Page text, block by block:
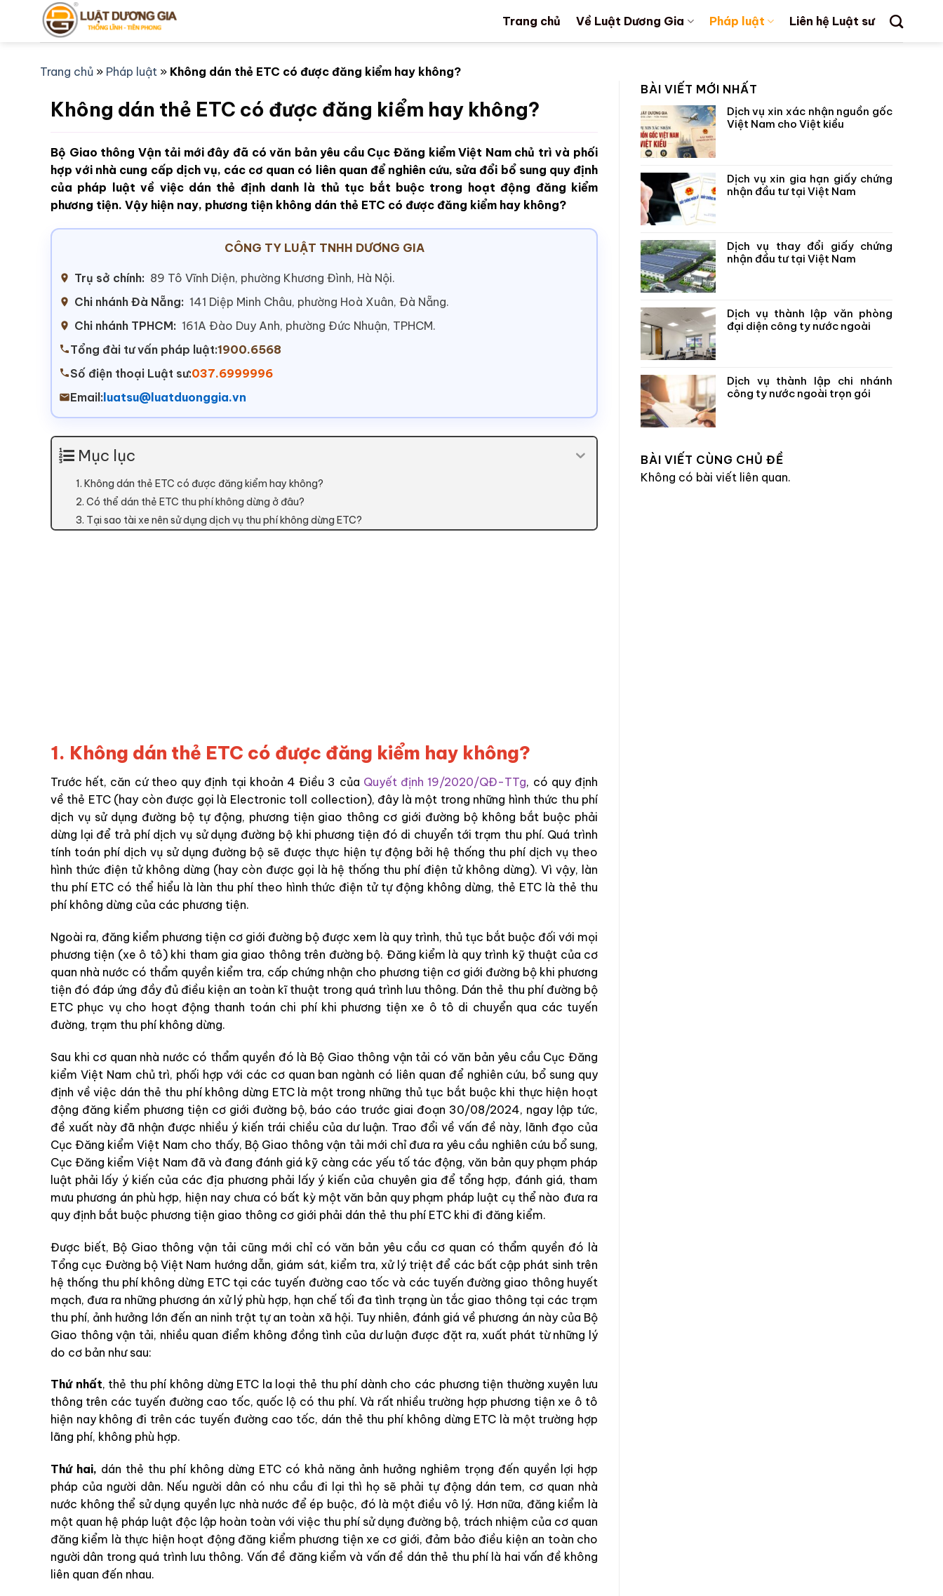
Trang chủ Về Luật Dương Gia Pháp luật Liên hệ Luật sư
Trang chủ » Pháp luật » Không dán thẻ ETC có được đăng kiểm hay không?
Không dán thẻ ETC có được đăng kiểm hay không?
Bộ Giao thông Vận tải mới đây đã có văn bản yêu cầu Cục Đăng kiểm Việt Nam chủ trì và phối
hợp với nhà cung cấp dịch vụ, các cơ quan có liên quan để nghiên cứu, sửa đổi bổ sung quy định
của pháp luật về việc dán thẻ định danh là thủ tục bắt buộc trong hoạt động đăng kiểm
phương tiện. Vậy hiện nay, phương tiện không dán thẻ ETC có được đăng kiểm hay không?
CÔNG TY LUẬT TNHH DƯƠNG GIA
Trụ sở chính: 89 Tô Vĩnh Diện, phường Khương Đình, Hà Nội.
Chi nhánh Đà Nẵng: 141 Diệp Minh Châu, phường Hoà Xuân, Đà Nẵng.
Chi nhánh TPHCM: 161A Đào Duy Anh, phường Đức Nhuận, TPHCM.
Tổng đài tư vấn pháp luật:1900.6568
Số điện thoại Luật sư:037.6999996
Email: luatsu@luatduonggia.vn
Mục lục
1. Không dán thẻ ETC có được đăng kiểm hay không?
2. Có thể dán thẻ ETC thu phí không dừng ở đâu?
3. Tại sao tài xe nên sử dụng dịch vụ thu phí không dừng ETC?
1. Không dán thẻ ETC có được đăng kiểm hay không?
Trước hết, căn cứ theo quy định tại khoản 4 Điều 3 của Quyết định 19/2020/QĐ-TTg, có quy định
về thẻ ETC (hay còn được gọi là Electronic toll collection), đây là một trong những hình thức thu phí
dịch vụ sử dụng đường bộ tự động, phương tiện giao thông cơ giới đường bộ không bắt buộc phải
dừng lại để trả phí dịch vụ sử dụng đường bộ khi phương tiện đó di chuyển tới trạm thu phí. Quá trình
tính toán phí dịch vụ sử dụng đường bộ sẽ được thực hiện tự động bởi hệ thống thu phí dịch vụ theo
hình thức điện tử không dừng (hay còn được gọi là hệ thống thu phí điện tử không dừng). Vì vậy, làn
thu phí ETC có thể hiểu là làn thu phí theo hình thức điện tử tự động không dừng, thẻ ETC là thẻ thu
phí không dừng của các phương tiện.
Ngoài ra, đăng kiểm phương tiện cơ giới đường bộ được xem là quy trình, thủ tục bắt buộc đối với mọi
phương tiện (xe ô tô) khi tham gia giao thông trên đường bộ. Đăng kiểm là quy trình kỹ thuật của cơ
quan nhà nước có thẩm quyền kiểm tra, cấp chứng nhận cho phương tiện cơ giới đường bộ khi phương
tiện đó đáp ứng đầy đủ điều kiện an toàn kĩ thuật trong quá trình lưu thông. Dán thẻ thu phí đường bộ
ETC phục vụ cho hoạt động thanh toán chi phí khi phương tiện xe ô tô di chuyển qua các tuyến
đường, trạm thu phí không dừng.
Sau khi cơ quan nhà nước có thẩm quyền đó là Bộ Giao thông vận tải có văn bản yêu cầu Cục Đăng
kiểm Việt Nam chủ trì, phối hợp với các cơ quan ban ngành có liên quan để nghiên cứu, bổ sung quy
định về việc dán thẻ thu phí không dừng ETC là một trong những thủ tục bắt buộc khi thực hiện hoạt
động đăng kiểm phương tiện cơ giới đường bộ, báo cáo trước giai đoạn 30/08/2024, ngay lập tức,
đề xuất này đã nhận được nhiều ý kiến trái chiều của dư luận. Trao đổi về vấn đề này, lãnh đạo của
Cục Đăng kiểm Việt Nam cho thấy, Bộ Giao thông vận tải mới chỉ đưa ra yêu cầu nghiên cứu bổ sung,
Cục Đăng kiểm Việt Nam đã và đang đánh giá kỹ càng các yếu tố tác động, văn bản quy phạm pháp
luật phải lấy ý kiến của các địa phương phải lấy ý kiến của chuyên gia để tổng hợp, đánh giá, tham
mưu phương án phù hợp, hiện nay chưa có bất kỳ một văn bản quy phạm pháp luật cụ thể nào đưa ra
quy định bắt buộc phương tiện giao thông cơ giới phải dán thẻ thu phí ETC khi đi đăng kiểm.
Được biết, Bộ Giao thông vận tải cũng mới chỉ có văn bản yêu cầu cơ quan có thẩm quyền đó là
Tổng cục Đường bộ Việt Nam hướng dẫn, giám sát, kiểm tra, xử lý triệt để các bất cập phát sinh trên
hệ thống thu phí không dừng ETC tại các tuyến đường cao tốc và các tuyến đường giao thông huyết
mạch, đưa ra những phương án xử lý phù hợp, hạn chế tối đa tình trạng ùn tắc giao thông tại các trạm
thu phí, ảnh hưởng lớn đến an ninh trật tự an toàn xã hội. Tuy nhiên, đánh giá về phương án này của Bộ
Giao thông vận tải, nhiều quan điểm không đồng tình của dư luận được đặt ra, xuất phát từ những lý
do cơ bản như sau:
Thứ nhất, thẻ thu phí không dừng ETC la loại thẻ thu phí dành cho các phương tiện thường xuyên lưu
thông trên các tuyến đường cao tốc, quốc lộ có thu phí. Và rất nhiều trường hợp phương tiện xe ô tô
hiện nay không đi trên các tuyến đường cao tốc, dán thẻ thu phí không dừng ETC là một trường hợp
lãng phí, không phù hợp.
Thứ hai, dán thẻ thu phí không dừng ETC có khả năng ảnh hưởng nghiêm trọng đến quyền lợi hợp
pháp của người dân. Nếu người dân có nhu cầu đi lại thì họ sẽ phải tự động dán tem, cơ quan nhà
nước không thể sử dụng quyền lực nhà nước để ép buộc, đó là một điều vô lý. Hơn nữa, đăng kiểm là
một quan hệ pháp luật độc lập hoàn toàn với việc thu phí sử dụng đường bộ, trách nhiệm của cơ quan
đăng kiểm là thực hiện hoạt động đăng kiểm phương tiện xe cơ giới, đảm bảo điều kiện an toàn cho
người dân trong quá trình lưu thông. Vấn đề đăng kiểm và vấn đề dán thẻ thu phí là hai vấn đề không
liên quan đến nhau.
BÀI VIẾT MỚI NHẤT
Dịch vụ xin xác nhận nguồn gốc
Việt Nam cho Việt kiều
Dịch vụ xin gia hạn giấy chứng
nhận đầu tư tại Việt Nam
Dịch vụ thay đổi giấy chứng
nhận đầu tư tại Việt Nam
Dịch vụ thành lập văn phòng
đại diện công ty nước ngoài
Dịch vụ thành lập chi nhánh
công ty nước ngoài trọn gói
BÀI VIẾT CÙNG CHỦ ĐỀ
Không có bài viết liên quan.